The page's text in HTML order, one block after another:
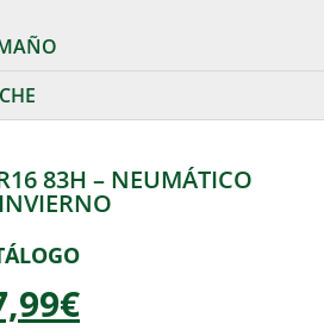
83H – NEUMÁTICO